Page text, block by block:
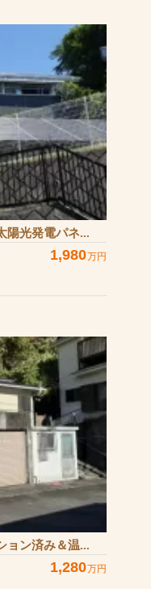
陽光発電パネ...
1,980万円
ョン済み＆温...
1,280万円